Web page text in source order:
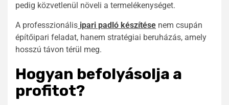
pedig közvetlenül növeli a termelékenységet.
A professzionális ipari padló készítése nem csupán
építőipari feladat, hanem stratégiai beruházás, amely
hosszú távon térül meg.
Hogyan befolyásolja a
profitot?